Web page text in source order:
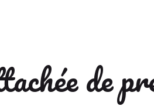
de